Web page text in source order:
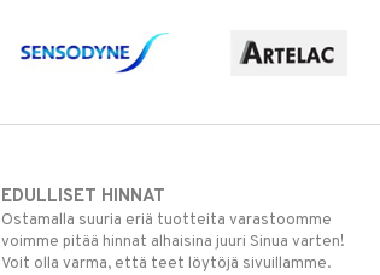
EDULLISET HINNAT
Ostamalla suuria eriä tuotteita varastoomme
voimme pitää hinnat alhaisina juuri Sinua varten!
Voit olla varma, että teet löytöjä sivuillamme.